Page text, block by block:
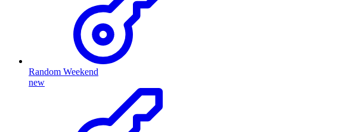
Random Weekend
new